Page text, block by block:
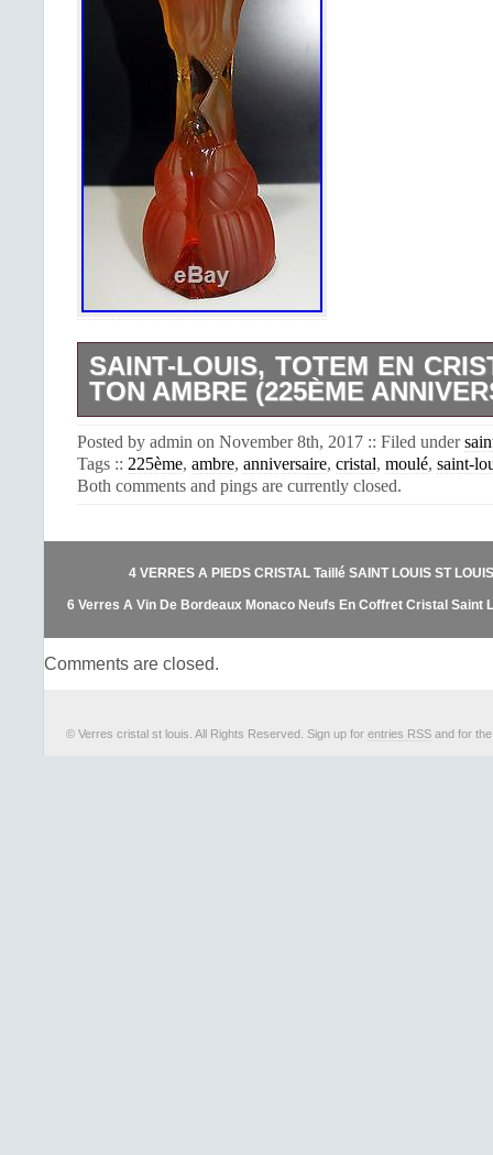
SAINT-LOUIS, TOTEM EN
TON AMBRE (225ÈME
en forme de totem, satinée et polie.
la base Pour le 225ème anniversaire
Poids : environ 870 grammes. L’item
anniversaire)” est en vente
octobre 2016. Il est dans la
verres\Verre, cristal\Grands noms
tulipiers, soliflores”. Le vendeur est
Posted by admin on November 8th, 2017 :: Filed under
Tags :: 225ème, ambre, anniversaire, cristal, moulé, saint-
Both comments and pings are currently closed.
4 VERRES A PIEDS CRISTAL Taillé SAINT LOUIS ST
6 Verres A Vin De Bordeaux Monaco Neufs En Coffret Cristal Saint
Comments are closed.
© Verres cristal st louis. All Rights Reserved. Sign up for entries RSS and for